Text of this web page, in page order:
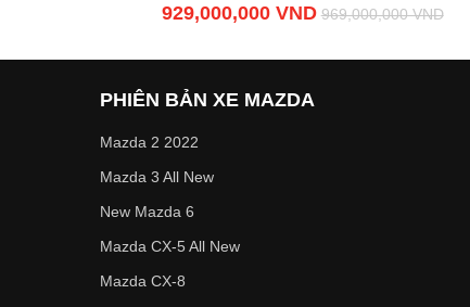
929,000,000 VND 969,000,000 VND
PHIÊN BẢN XE MAZDA
Mazda 2 2022
Mazda 3 All New
New Mazda 6
Mazda CX-5 All New
Mazda CX-8